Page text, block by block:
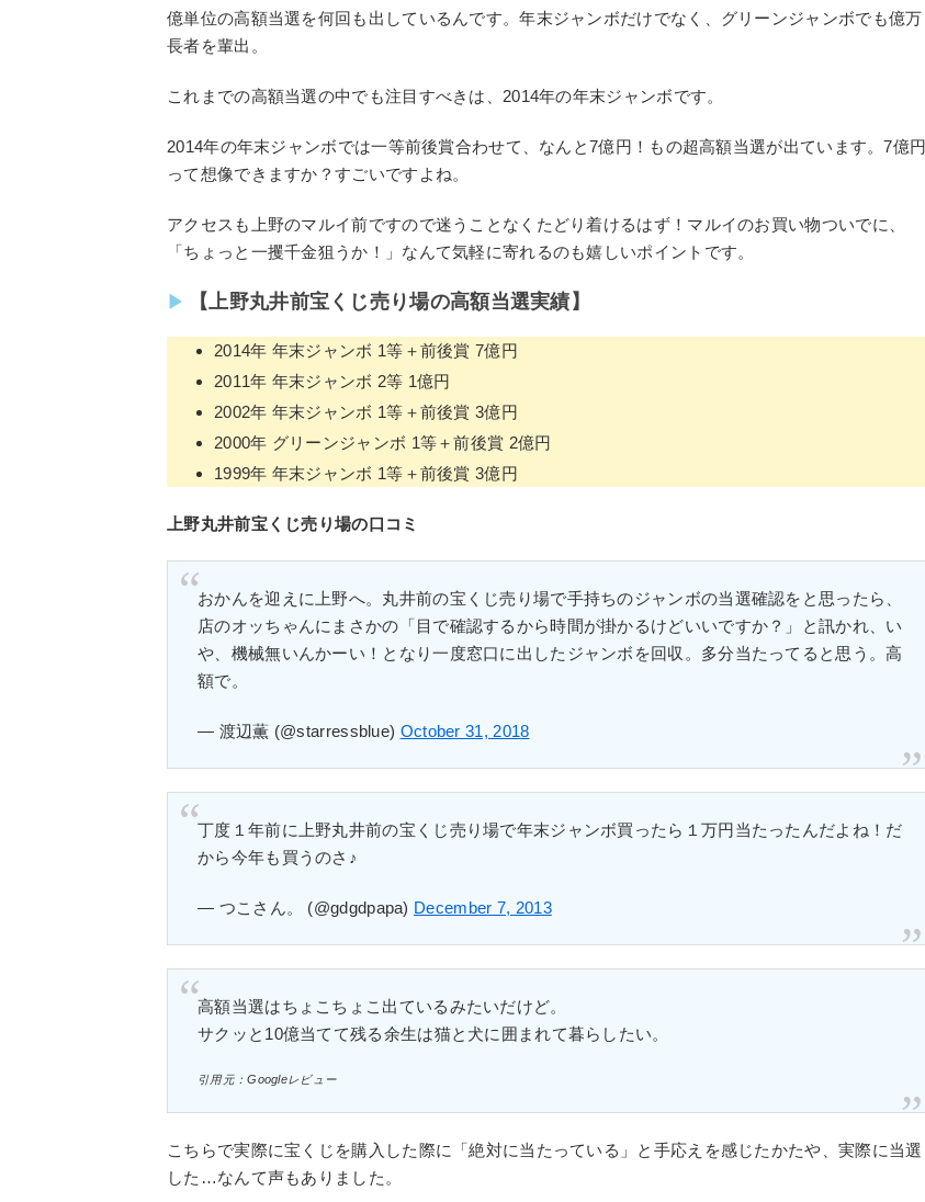
億単位の高額当選を何回も出しているんです。年末ジャンボだけでなく、グリーンジャンボでも億万
長者を輩出。
これまでの高額当選の中でも注目すべきは、2014年の年末ジャンボです。
2014年の年末ジャンボでは一等前後賞合わせて、なんと7億円！もの超高額当選が出ています。7億円
って想像できますか？すごいですよね。
アクセスも上野のマルイ前ですので迷うことなくたどり着けるはず！マルイのお買い物ついでに、
「ちょっと一攫千金狙うか！」なんて気軽に寄れるのも嬉しいポイントです。
【上野丸井前宝くじ売り場の高額当選実績】
2014年 年末ジャンボ 1等＋前後賞 7億円
2011年 年末ジャンボ 2等 1億円
2002年 年末ジャンボ 1等＋前後賞 3億円
2000年 グリーンジャンボ 1等＋前後賞 2億円
1999年 年末ジャンボ 1等＋前後賞 3億円
上野丸井前宝くじ売り場の口コミ
おかんを迎えに上野へ。丸井前の宝くじ売り場で手持ちのジャンボの当選確認をと思ったら、
店のオッちゃんにまさかの「目で確認するから時間が掛かるけどいいですか？」と訊かれ、い
や、機械無いんかーい！となり一度窓口に出したジャンボを回収。多分当たってると思う。高
額で。
— 渡辺薫 (@starressblue) October 31, 2018
丁度１年前に上野丸井前の宝くじ売り場で年末ジャンボ買ったら１万円当たったんだよね！だ
から今年も買うのさ♪
— つこさん。 (@gdgdpapa) December 7, 2013
高額当選はちょこちょこ出ているみたいだけど。
サクッと10億当てて残る余生は猫と犬に囲まれて暮らしたい。
引用元：Googleレビュー
こちらで実際に宝くじを購入した際に「絶対に当たっている」と手応えを感じたかたや、実際に当選
した…なんて声もありました。